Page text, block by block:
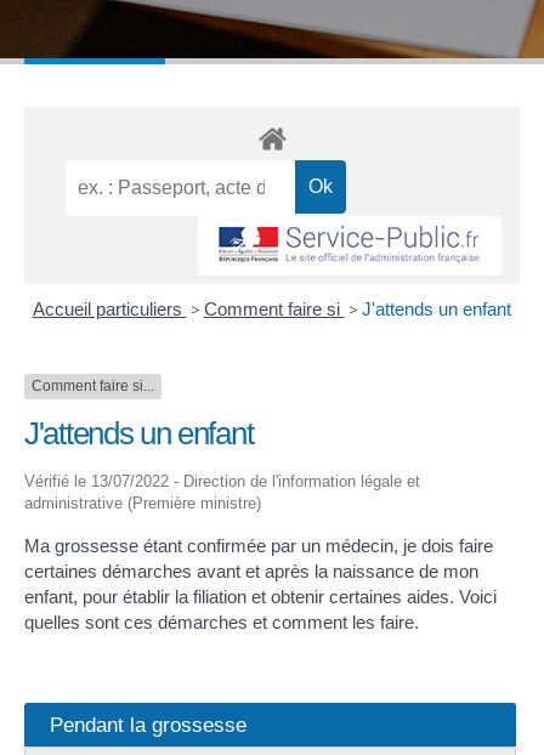
Accueil particuliers > Comment faire si > J'attends un enfant
Comment faire si...
J'attends un enfant
Vérifié le 13/07/2022 - Direction de l'information légale et
administrative (Première ministre)
Ma grossesse étant confirmée par un médecin, je dois faire
certaines démarches avant et après la naissance de mon
enfant, pour établir la filiation et obtenir certaines aides. Voici
quelles sont ces démarches et comment les faire.
Pendant la grossesse